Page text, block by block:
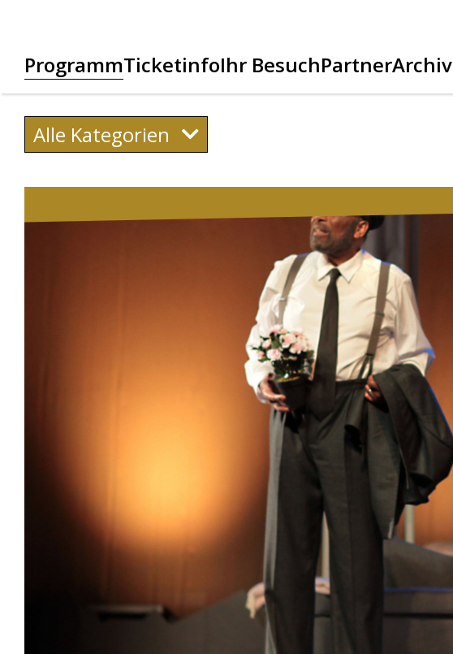
Programm
Alle Kategorien
TicketinfoIhr BesuchPartnerArchiv